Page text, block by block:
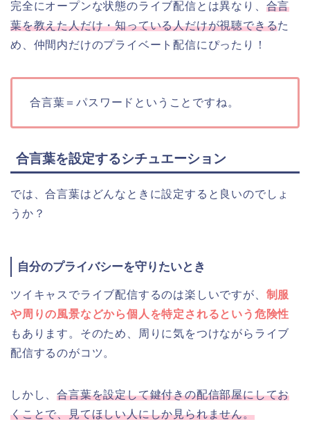
完全にオープンな状態のライブ配信とは異なり、 合言
葉を教えた人だけ・知っている人だけが視聴できるた
め、仲間内だけのプライベート配信にぴったり！
合言葉＝パスワードということですね。
合言葉を設定するシチュエーション
では、合言葉はどんなときに設定すると良いのでしょ
うか？
自分のプライバシーを守りたいとき
ツイキャスでライブ配信するのは楽しいですが、 制服
や周りの風景などから個人を特定されるという危険性
もあります。そのため、周りに気をつけながらライブ
配信するのがコツ。
しかし、合言葉を設定して鍵付きの配信部屋にしてお
くことで、見てほしい人にしか見られません。